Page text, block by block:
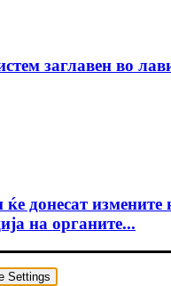
заглавен во
донесат измените
на органите...
Settings